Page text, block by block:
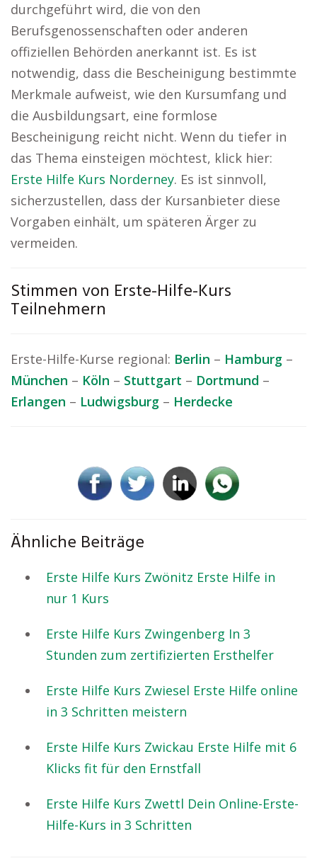
durchgeführt wird, die von den
Berufsgenossenschaften oder anderen
offiziellen Behörden anerkannt ist. Es ist
notwendig, dass die Bescheinigung bestimmte
Merkmale aufweist, wie den Kursumfang und
die Ausbildungsart, eine formlose
Bescheinigung reicht nicht. Wenn du tiefer in
das Thema einsteigen möchtest, klick hier:
Erste Hilfe Kurs Norderney. Es ist sinnvoll,
sicherzustellen, dass der Kursanbieter diese
Vorgaben einhält, um späteren Ärger zu
vermeiden.
Stimmen von Erste-Hilfe-Kurs
Teilnehmern
Erste-Hilfe-Kurse regional: Berlin – Hamburg –
München – Köln – Stuttgart – Dortmund –
Erlangen – Ludwigsburg – Herdecke
Ähnliche Beiträge
Erste Hilfe Kurs Zwönitz Erste Hilfe in
nur 1 Kurs
Erste Hilfe Kurs Zwingenberg In 3
Stunden zum zertifizierten Ersthelfer
Erste Hilfe Kurs Zwiesel Erste Hilfe online
in 3 Schritten meistern
Erste Hilfe Kurs Zwickau Erste Hilfe mit 6
Klicks fit für den Ernstfall
Erste Hilfe Kurs Zwettl Dein Online-Erste-
Hilfe-Kurs in 3 Schritten